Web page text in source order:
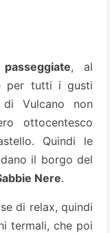
passeggiate, al
per tutti i gusti
Vulcano non
ottocentesco
Quindi le
il borgo del
Nere.
di relax, quindi
termali, che poi